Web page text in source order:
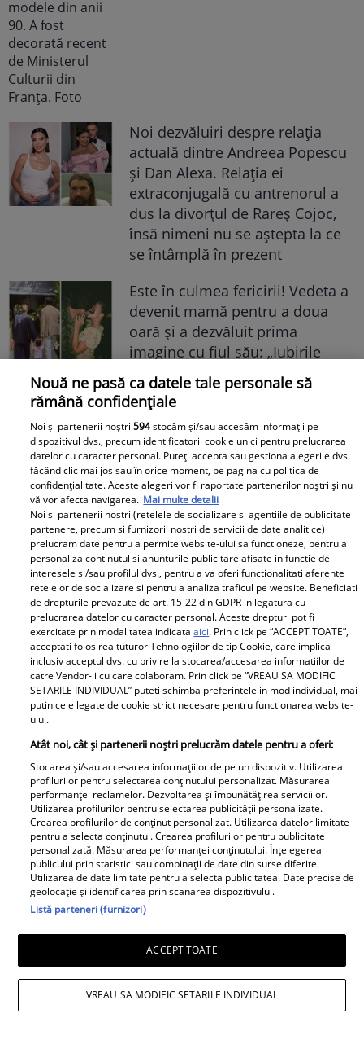
Noi dezvăluiri despre relația
actuală dintre Andreea Popescu
și Dan Alexa. Relația ei
extraconjugală cu antrenorul a
dus la divorțul de Rareș Cojoc,
însă nimeni nu se aștepta la ce
se întâmplă în prezent
Este în culmea fericirii! Vedeta a
devenit mamă pentru a doua
oară și a dezvăluit prima
imagine cu fiul său: „Iubirile
vieții mele” Foto
A1.ro
Poftiți pe la noi: Poftiți la
întrecere. Mirela Vaida și
Adriana Trandafir, în centrul
atenției după provocarea lui Nea
Mărin
Nouă ne pasă ca datele tale personale să
rămână confidențiale
Noi și partenerii noștri594stocăm și/sau accesăm informații pe
dispozitivul dvs., precum identificatorii cookie unici pentru prelucrarea
datelor cu caracter personal. Puteți accepta sau gestiona alegerile dvs.
făcând clic mai jos sau în orice moment, pe pagina cu politica de
confidențialitate. Aceste alegeri vor fi raportate partenerilor noștri și nu
vă vor afecta navigarea. Mai multe detalii
Noi si partenerii nostri (retelele de socializare si agentiile de publicitate
partenere, precum si furnizorii nostri de servicii de date analitice)
prelucram date pentru a permite website-ului sa functioneze, pentru a
personaliza continutul si anunturile publicitare afisate in functie de
interesele si/sau profilul dvs., pentru a va oferi functionalitati aferente
retelelor de socializare si pentru a analiza traficul pe website. Beneficiati
de drepturile prevazute de art. 15-22 din GDPR in legatura cu
prelucrarea datelor cu caracter personal. Aceste drepturi pot fi
exercitate prin modalitatea indicataaici. Prin click pe “ACCEPT TOATE”,
acceptati folosirea tuturor Tehnologiilor de tip Cookie, care implica
inclusiv acceptul dvs. cu privire la stocarea/accesarea informatiilor de
catre Vendor-ii cu care colaboram. Prin click pe “VREAU SA MODIFIC
SETARILE INDIVIDUAL” puteti schimba preferintele in mod individual, mai
putin cele legate de cookie strict necesare pentru functionarea website-
ului.
Atât noi, cât și partenerii noștri prelucrăm datele pentru a oferi:
Stocarea și/sau accesarea informațiilor de pe un dispozitiv. Utilizarea
profilurilor pentru selectarea conținutului personalizat. Măsurarea
performanței reclamelor. Dezvoltarea și îmbunătățirea serviciilor.
Utilizarea profilurilor pentru selectarea publicității personalizate.
Crearea profilurilor de conținut personalizat. Utilizarea datelor limitate
pentru a selecta conținutul. Crearea profilurilor pentru publicitate
personalizată. Măsurarea performanței conținutului. Înțelegerea
publicului prin statistici sau combinații de date din surse diferite.
Utilizarea de date limitate pentru a selecta publicitatea. Date precise de
geolocație și identificarea prin scanarea dispozitivului.
Listă parteneri (furnizori)
ACCEPT TOATE
VREAU SA MODIFIC SETARILE INDIVIDUAL